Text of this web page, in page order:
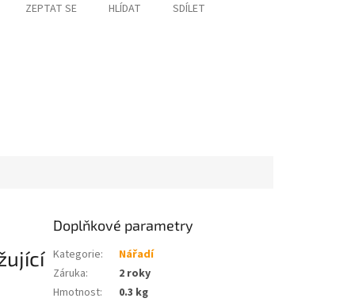
ZEPTAT SE HLÍDAT SDÍLET
Doplňkové parametry
Kategorie:
Nářadí
Záruka:
2 roky
Hmotnost:
0.3 kg